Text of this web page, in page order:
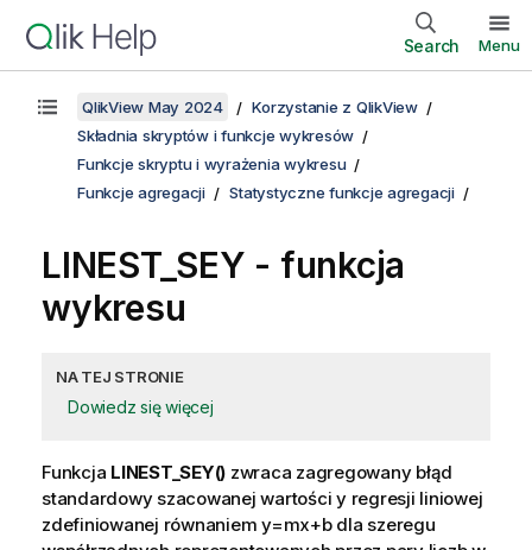
Search Menu
QlikView May 2024
Korzystanie z QlikView
Składnia skryptów i funkcje wykresów
Funkcje skryptu i wyrażenia wykresu
Funkcje agregacji
Statystyczne funkcje agregacji
LINEST_SEY - funkcja
wykresu
NA TEJ STRONIE
Dowiedz się więcej
Funkcja LINEST_SEY() zwraca zagregowany błąd
standardowy szacowanej wartości yregresji liniowej
zdefiniowanej równaniem y=mx+bdla szeregu